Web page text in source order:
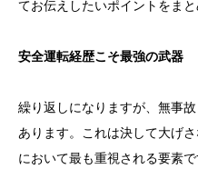
てお伝えしたいポイントをまと
安全運転経歴こそ最強の武器
繰り返しになりますが、無事
あります。これは決して大げ
において最も重視される要素